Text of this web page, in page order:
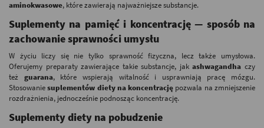
aminokwasowe, które zawierają najważniejsze substancje.
Suplementy na pamięć i koncentrację — sposób na
zachowanie sprawności umysłu
W życiu liczy się nie tylko sprawność fizyczna, lecz także umysłowa.
Oferujemy preparaty zawierające takie substancje, jakashwagandha czy
też guarana, które wspierają witalność i usprawniają pracę mózgu.
Stosowaniesuplementów diety na koncentrację pozwala na zmniejszenie
rozdrażnienia, jednocześnie podnosząc koncentrację.
Suplementy diety na pobudzenie